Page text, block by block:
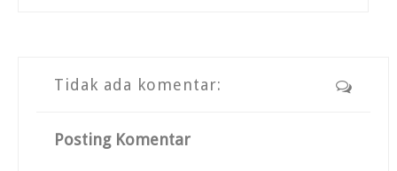
Tidak ada komentar:
Posting Komentar